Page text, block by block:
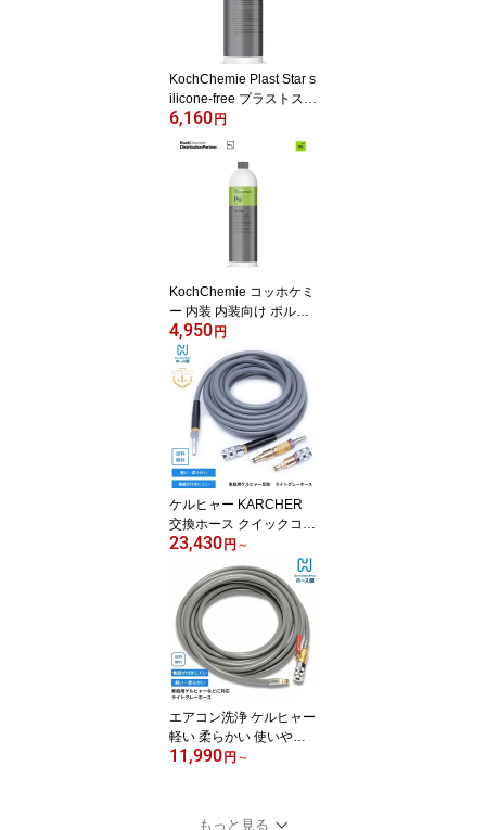
KochChemie Plast Star s
ilicone-free プラストスタ
ーシリコンフリー Pss 1L
洗剤 洗車
6,160 円
KochChemie コッホケミ
ー 内装 内装向け ポルス
ター Po
4,950 円
ケルヒャー KARCHER
交換ホース クイックコネ
クト対応 K2 K3 K4 K5 ク
ラシック ベランダ 家庭
用 高圧洗浄機 軽い 柔ら
かい 巻き癖がつきにくい
L03-NC2-CKQS
23,430 円 ～
エアコン洗浄 ケルヒャー
軽い 柔らかい 使いやす
い クイックコネクト ク
グ 家庭用 掃除 6M 10M 1
11,990 円 ～
もっと見る